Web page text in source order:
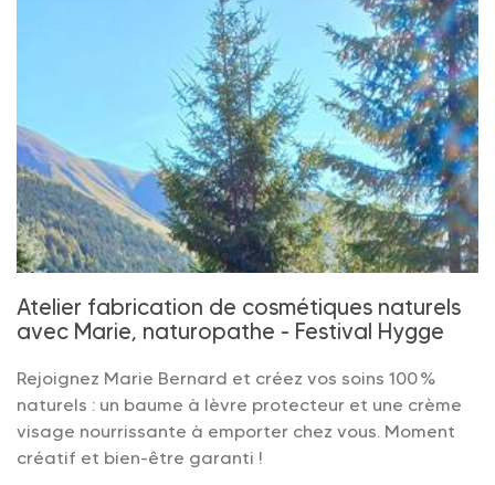
Atelier fabrication de cosmétiques naturels
avec Marie, naturopathe - Festival Hygge
Rejoignez Marie Bernard et créez vos soins 100 %
naturels : un baume à lèvre protecteur et une crème
visage nourrissante à emporter chez vous. Moment
créatif et bien-être garanti !